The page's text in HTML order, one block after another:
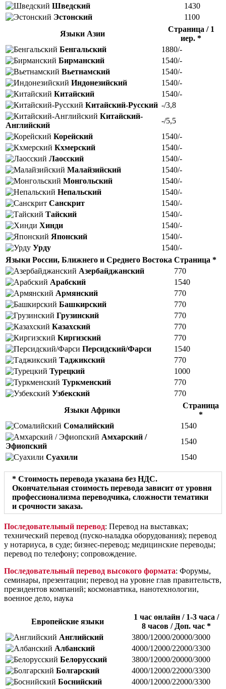
Шведский
1430
Эстонский
1100
Языки Азии
Страница / 1
иер. *
Бенгальский
1880/-
Бирманский
1540/-
Вьетнамский
1540/-
Индонезийский
1540/-
Китайский
1540/-
Китайский-Русский -/3,8
Китайский-
Английский
-/5,5
Корейский
1540/-
Кхмерский
1540/-
Лаосский
1540/-
Малайзийский
1540/-
Монгольский
1540/-
Непальский
1540/-
Санскрит
1540/-
Тайский
1540/-
Хинди
1540/-
Японский
1540/-
Урду
1540/-
Языки России, Ближнего и Среднего Востока Страница *
Азербайджанский
770
Арабский
1540
Армянский
770
Башкирский
770
Грузинский
770
Казахский
770
Киргизский
770
Персидский/Фарси
1540
Таджикский
770
Турецкий
1000
Туркменский
770
Узбекский
770
Языки Африки
Страница
*
Сомалийский
1540
Амхарский /
Эфиопский
1540
Суахили
1540
* Стоимость перевода указана без НДС.
Окончательная стоимость перевода зависит от уровня
профессионализма переводчика, сложности тематики
и срочности заказа.
Последовательный перевод: Перевод на выставках;
технический перевод (пуско-наладка оборудования); перевод
у нотариуса, в суде; бизнес-перевод; медицинские переводы;
перевод по телефону; сопровождение.
Последовательный перевод высокого формата: Форумы,
семинары, презентации; перевод на уровне глав правительств,
президентов компаний; космонавтика, нанотехнологии,
военное дело, наука
Европейские языки
1 час онлайн / 1-3 часа /
8 часов / Доп. час *
Английский
3800/12000/20000/3000
Албанский
4000/12000/22000/3300
Белорусский
3800/12000/20000/3000
Болгарский
4000/12000/22000/3300
Боснийский
4000/12000/22000/3300